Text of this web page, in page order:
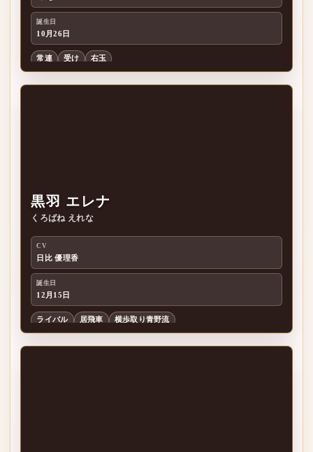
誕生日
10月26日
常連 受け 右玉
黒羽 エレナ
くろばね えれな
CV
日比 優理香
誕生日
12月15日
ライバル 居飛車 横歩取り青野流